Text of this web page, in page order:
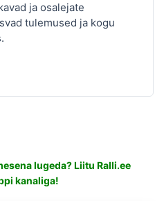
ja osalejate
tulemused ja kogu
lugeda? Liitu Ralli.ee
kanaliga!